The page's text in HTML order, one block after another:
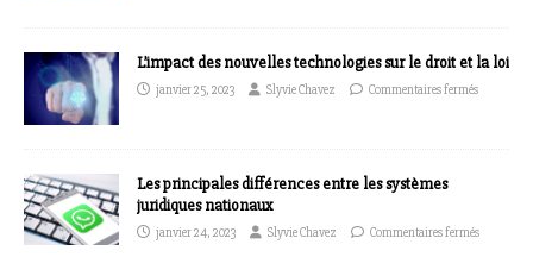
L’impact des nouvelles technologies sur le droit et la loi
janvier 25, 2023 Slyvie Chavez Commentaires fermés
Les principales différences entre les systèmes
juridiques nationaux
janvier 24, 2023 Slyvie Chavez Commentaires fermés